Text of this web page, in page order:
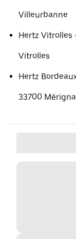
Villeurbanne
Hertz Vitrolles
Vitrolles
Hertz
33700